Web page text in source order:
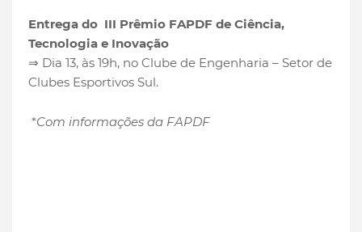
Entrega do III Prêmio FAPDF de Ciência,
Tecnologia e Inovação
⇒ Dia 13, às 19h, no Clube de Engenharia – Setor de
Clubes Esportivos Sul.
*Com informações da FAPDF